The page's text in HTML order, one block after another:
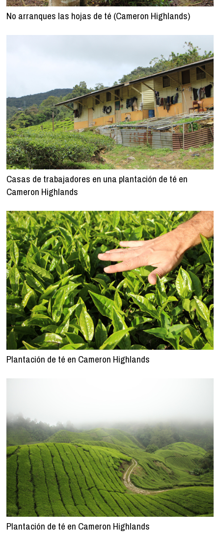
No arranques las hojas de té (Cameron Highlands)
Casas de trabajadores en una plantación de té en
Cameron Highlands
Plantación de té en Cameron Highlands
Plantación de té en Cameron Highlands